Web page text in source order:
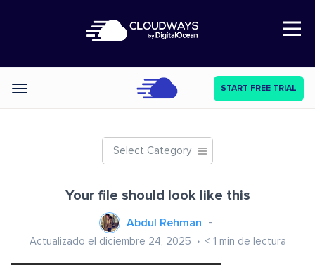
Open Nav
Categories START FREE TRIAL
Select Category
Your file should look like this
Abdul Rehman
Actualizado el diciembre 24, 2025 < 1 min de lectura